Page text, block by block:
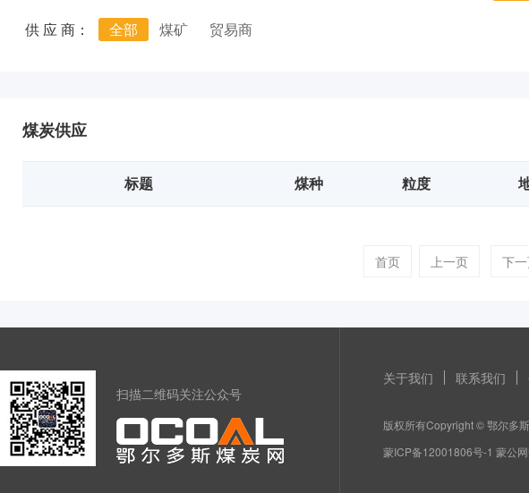
供 应 商：
全部 煤矿 贸易商
煤炭供应
标题 煤种 粒度
首页 上一页 下
扫描二维码关注公众号
关于我们 联系我们
版权所有Copyright © 鄂尔多
蒙ICP备12001806号-1 蒙公